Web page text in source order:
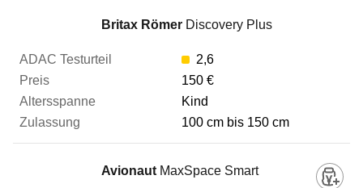
Zulassung
Britax Römer Discovery Plus
2,6
150 €
Kind
100 cm bis 150 cm
Avionaut MaxSpace Smart